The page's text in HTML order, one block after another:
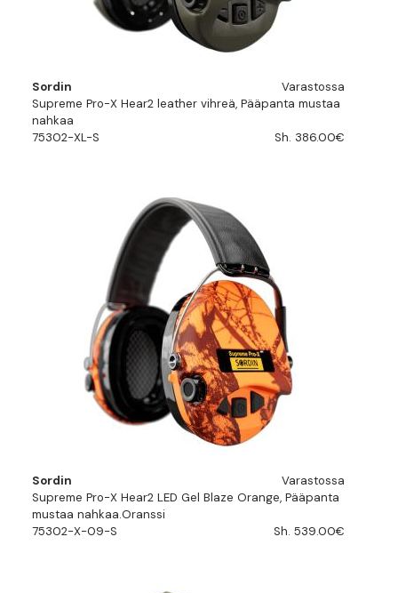
Sordin
Varastossa
Supreme Pro-X Hear2 leather vihreä, Pääpanta mustaa
nahkaa
75302-XL-S
Sh. 386.00€
Sordin
Varastossa
Supreme Pro-X Hear2 LED Gel Blaze Orange, Pääpanta
mustaa nahkaa.Oranssi
75302-X-09-S
Sh. 539.00€